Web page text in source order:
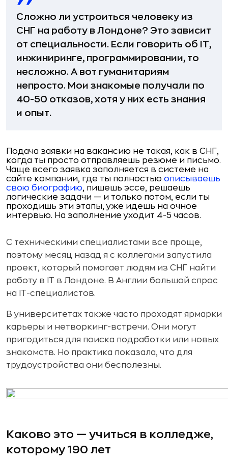
Сложно ли устроиться человеку из
СНГ на работу в Лондоне? Это зависит
от специальности. Если говорить об IT,
инжиниринге, программировании, то
несложно. А вот гуманитариям
непросто. Мои знакомые получали по
40-50 отказов, хотя у них есть знания
и опыт.
Подача заявки на вакансию не такая, как в СНГ,
когда ты просто отправляешь резюме и письмо.
Чаще всего заявка заполняется в системе на
сайте компании, где ты полностью описываешь
свою биографию, пишешь эссе, решаешь
логические задачи — и только потом, если ты
проходишь эти этапы, уже идешь на очное
интервью. На заполнение уходит 4-5 часов.
С техническими специалистами все проще,
поэтому месяц назад я с коллегами запустила
проект, который помогает людям из СНГ найти
работу в IT в Лондоне. В Англии большой спрос
на IT-специалистов.
В университетах также часто проходят ярмарки
карьеры и нетворкинг-встречи. Они могут
пригодиться для поиска подработки или новых
знакомств. Но практика показала, что для
трудоустройства они бесполезны.
Каково это — учиться в колледже,
которому 190 лет